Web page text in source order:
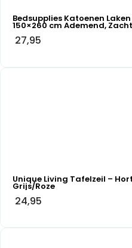
Bedsupplies Katoenen
150×260 cm Ademend,
27,95
Unique Living Tafelzeil –
Grijs/Roze
24,95